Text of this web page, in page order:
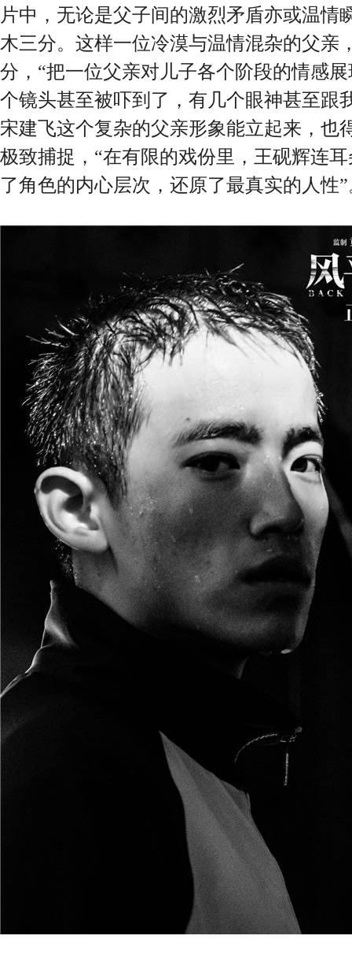
片中，无论是父子间的激烈矛盾亦或温情
木三分。这样一位冷漠与温情混杂的父亲
分，“把一位父亲对儿子各个阶段的情感
个镜头甚至被吓到了，有几个眼神甚至跟
宋建飞这个复杂的父亲形象能立起来，也
极致捕捉，“在有限的戏份里，王砚辉连
了角色的内心层次，还原了最真实的人性